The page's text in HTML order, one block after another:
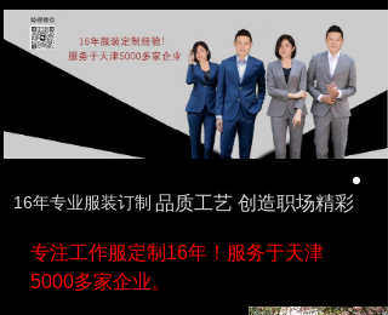
品质工艺 创造职场精彩
16年专业服装订制
专注工作服定制16年！服务于天津
5000多家企业。